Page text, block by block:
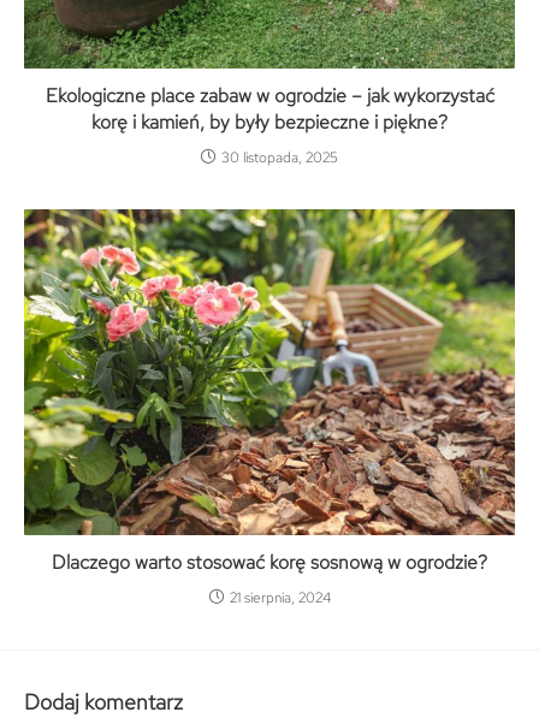
Ekologiczne place zabaw w ogrodzie – jak wykorzystać
korę i kamień, by były bezpieczne i piękne?
30 listopada, 2025
Dlaczego warto stosować korę sosnową w ogrodzie?
21 sierpnia, 2024
Dodaj komentarz